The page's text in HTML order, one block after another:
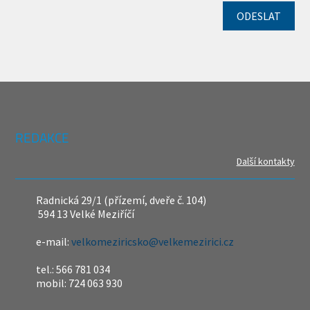
REDAKCE
Další kontakty
Radnická 29/1 (přízemí, dveře č. 104)
594 13 Velké Meziříčí
e-mail:velkomeziricsko@velkemezirici.cz
tel.: 566 781 034
mobil: 724 063 930